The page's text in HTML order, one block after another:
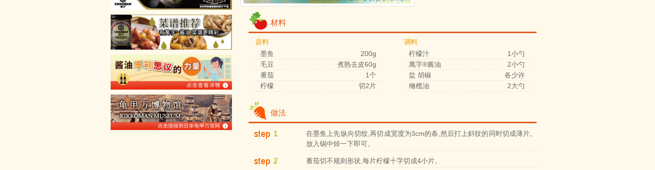
材料
原料
墨鱼
200g
毛豆
煮熟去皮60g
番茄
1个
柠檬
切2片
调料
柠檬汁
1小勺
萬字®酱油
2小勺
盐 胡椒
各少许
橄榄油
2大勺
做法
1
在墨鱼上先纵向切纹,再切成宽度为3cm的条,然后打上斜纹的同时切成薄片。
放入锅中焯一下即可。
2 番茄切不规则形状,每片柠檬十字切成4小片。